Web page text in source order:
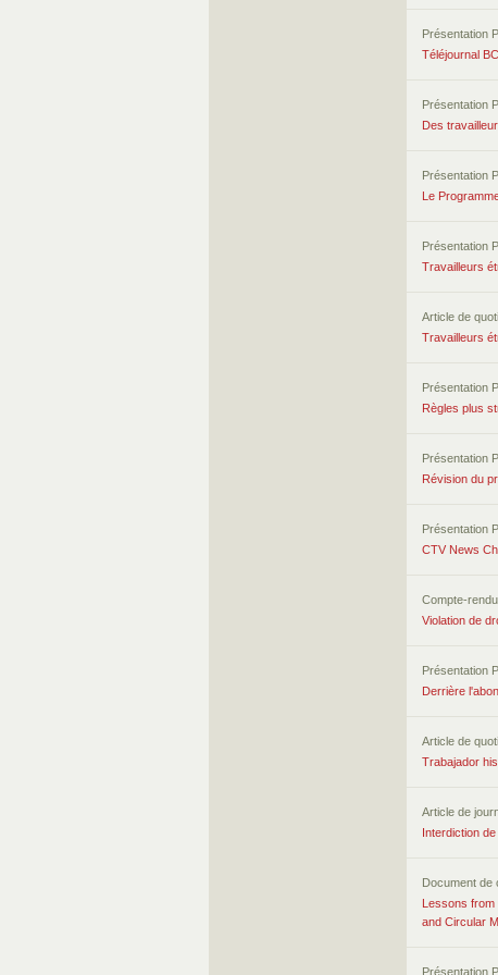
Présentation
Téléjournal
Présentation
Des
Présentation
Le
Présentation
Travailleurs
Article de
Travailleurs
Présentation
Règles plus
Présentation
Révision du
Présentation
CTV News
Compte-
Violation de
Présentation
Derrière
Article de
Trabajador
Article de
Interdiction
Document de
Lessons from
and Circular
Présentation